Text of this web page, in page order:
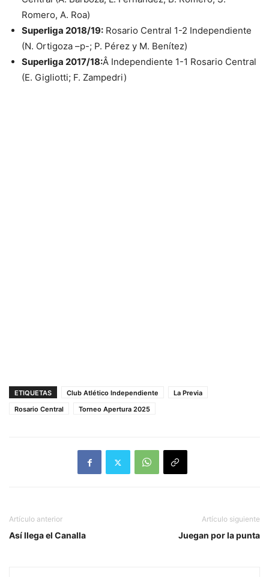
Romero, A. Roa)
Superliga 2018/19: Rosario Central 1-2 Independiente
(N. Ortigoza –p-; P. Pérez y M. Benítez)
Superliga 2017/18:Â Independiente 1-1 Rosario Central
(E. Gigliotti; F. Zampedri)
ETIQUETAS Club Atlético Independiente
La Previa
Rosario Central
Torneo Apertura 2025
Artículo anterior
Así llega el Canalla
Artículo siguiente
Juegan por la punta